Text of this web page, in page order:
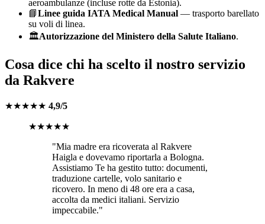
aeroambulanze (incluse rotte da Estonia).
📘Linee guida IATA Medical Manual — trasporto barellato
su voli di linea.
🏛️Autorizzazione del Ministero della Salute Italiano.
Cosa dice chi ha scelto il nostro servizio
da Rakvere
★★★★★ 4,9/5
★★★★★
"Mia madre era ricoverata al Rakvere
Haigla e dovevamo riportarla a Bologna.
Assistiamo Te ha gestito tutto: documenti,
traduzione cartelle, volo sanitario e
ricovero. In meno di 48 ore era a casa,
accolta da medici italiani. Servizio
impeccabile."